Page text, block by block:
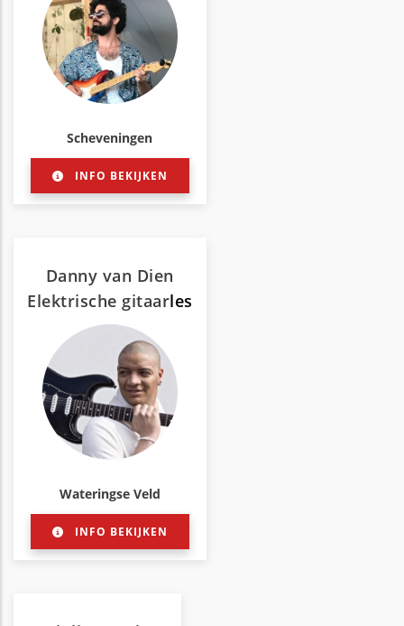
Scheveningen
INFO BEKIJKEN
Danny van Dien
Elektrische gitaarles
Wateringse Veld
INFO BEKIJKEN